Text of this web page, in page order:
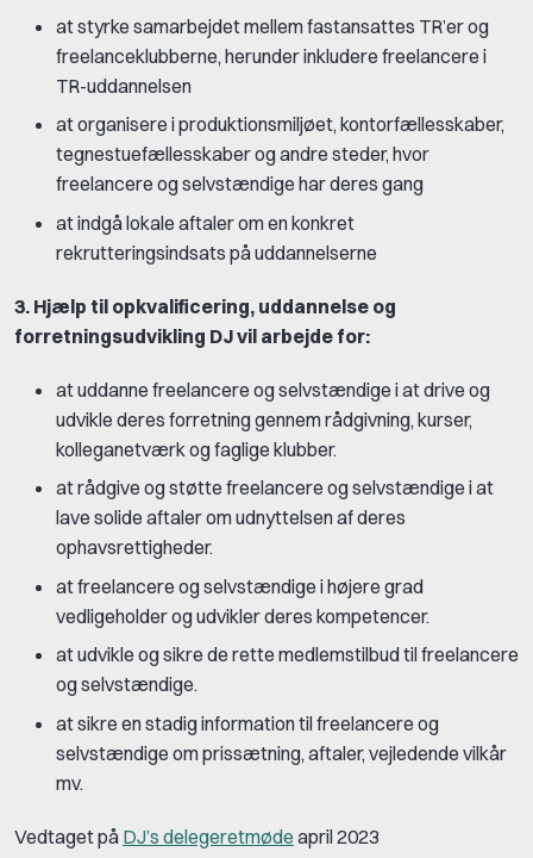
at styrke samarbejdet mellem fastansattes TR’er og
freelanceklubberne, herunder inkludere freelancere i
TR-uddannelsen
at organisere i produktionsmiljøet, kontorfællesskaber,
tegnestuefællesskaber og andre steder, hvor
freelancere og selvstændige har deres gang
at indgå lokale aftaler om en konkret
rekrutteringsindsats på uddannelserne
3. Hjælp til opkvalificering, uddannelse og
forretningsudvikling DJ vil arbejde for:
at uddanne freelancere og selvstændige i at drive og
udvikle deres forretning gennem rådgivning, kurser,
kolleganetværk og faglige klubber.
at rådgive og støtte freelancere og selvstændige i at
lave solide aftaler om udnyttelsen af deres
ophavsrettigheder.
at freelancere og selvstændige i højere grad
vedligeholder og udvikler deres kompetencer.
at udvikle og sikre de rette medlemstilbud til freelancere
og selvstændige.
at sikre en stadig information til freelancere og
selvstændige om prissætning, aftaler, vejledende vilkår
mv.
Vedtaget på DJ’s delegeretmøde april 2023